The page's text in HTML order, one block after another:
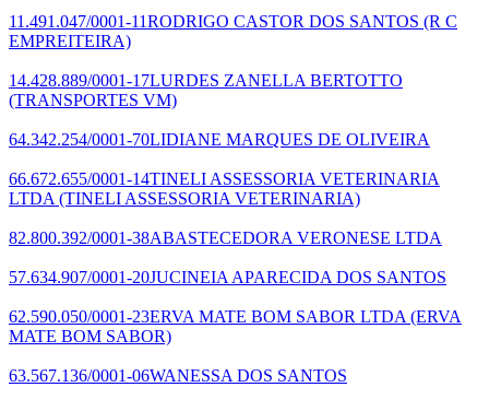
11.491.047/0001-11RODRIGO CASTOR DOS SANTOS (R C
EMPREITEIRA)
14.428.889/0001-17LURDES ZANELLA BERTOTTO
(TRANSPORTES VM)
64.342.254/0001-70LIDIANE MARQUES DE OLIVEIRA
66.672.655/0001-14TINELI ASSESSORIA VETERINARIA
LTDA (TINELI ASSESSORIA VETERINARIA)
82.800.392/0001-38ABASTECEDORA VERONESE LTDA
57.634.907/0001-20JUCINEIA APARECIDA DOS SANTOS
62.590.050/0001-23ERVA MATE BOM SABOR LTDA (ERVA
MATE BOM SABOR)
63.567.136/0001-06WANESSA DOS SANTOS